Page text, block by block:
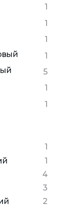
1
1
1
1
5
1
1
1
1
4
3
2